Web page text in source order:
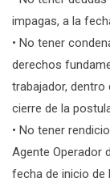
impagas, a la
• No tener
derechos
trabajador,
cierre de la
• No tener
Agente Operador
fecha de inicio de